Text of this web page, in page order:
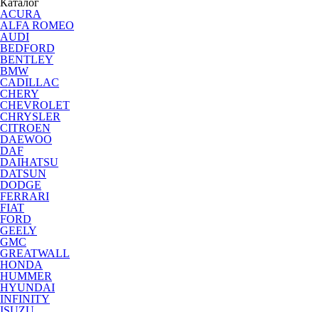
Каталог
ACURA
ALFA ROMEO
AUDI
BEDFORD
BENTLEY
BMW
CADILLAC
CHERY
CHEVROLET
CHRYSLER
CITROEN
DAEWOO
DAF
DAIHATSU
DATSUN
DODGE
FERRARI
FIAT
FORD
GEELY
GMC
GREATWALL
HONDA
HUMMER
HYUNDAI
INFINITY